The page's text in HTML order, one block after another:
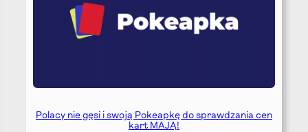
Polacy nie gęsi i swoją Pokeapkę do sprawdzania cen
kart MAJĄ!